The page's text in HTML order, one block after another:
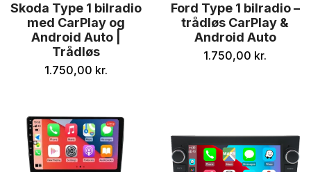
Skoda Type 1 bilradio
med CarPlay og
Android Auto |
Trådløs
1.750,00 kr.
Ford Type 1 bilradio –
trådløs CarPlay &
Android Auto
1.750,00 kr.